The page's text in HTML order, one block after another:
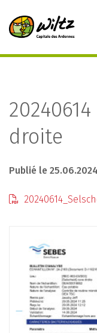
droite
Publié le 25.06.2024